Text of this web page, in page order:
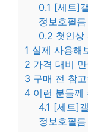
0.1 [세트]
정보호필
0.2 첫인상
1 실제 사용해
2 가격 대비
3 구매 전 참
4 이런 분들께
4.1 [세트]
정보호필